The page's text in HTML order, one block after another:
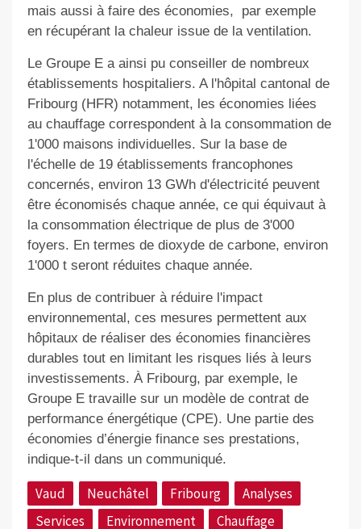
mais aussi à faire des économies,
par exemple
en récupérant la chaleur issue de la ventilation.
Le Groupe E a ainsi pu conseiller de nombreux
établissements hospitaliers. A l'hôpital cantonal de
Fribourg (HFR) notamment, les économies liées
au chauffage correspondent à la consommation de
1'000 maisons individuelles. Sur la base de
l'échelle de 19 établissements francophones
concernés, environ 13 GWh d'électricité peuvent
être économisés chaque année, ce qui équivaut à
la consommation électrique de plus de 3'000
foyers. En termes de dioxyde de carbone, environ
1'000 t seront réduites chaque année.
En plus de contribuer à réduire l'impact
environnemental, ces mesures permettent aux
hôpitaux de réaliser des économies financières
durables tout en limitant les risques liés à leurs
investissements. À Fribourg, par exemple, le
Groupe E travaille sur un modèle de contrat de
performance énergétique (CPE). Une partie des
économies d’énergie finance ses prestations,
indique-t-il dans un communiqué.
Vaud Neuchâtel Fribourg
Analyses
Services
Environnement Chauffage